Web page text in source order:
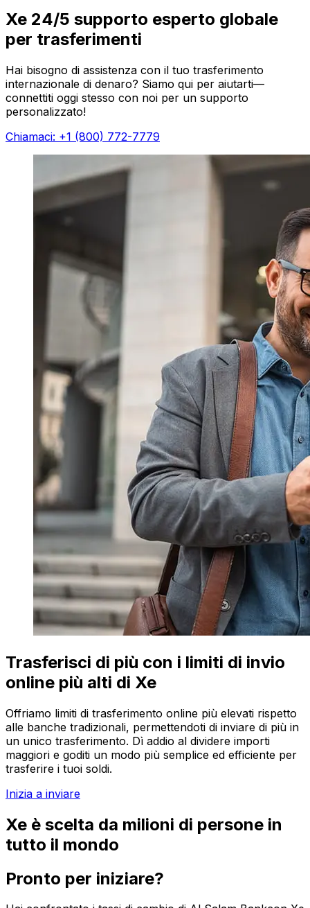
Xe 24/5 supporto esperto globale
per trasferimenti
Hai bisogno di assistenza con il tuo trasferimento
internazionale di denaro? Siamo qui per aiutarti—
connettiti oggi stesso con noi per un supporto
personalizzato!
Chiamaci: +1 (800) 772-7779
Trasferisci di più con i limiti di invio
online più alti di Xe
Offriamo limiti di trasferimento online più elevati rispetto
alle banche tradizionali, permettendoti di inviare di più in
un unico trasferimento. Dì addio al dividere importi
maggiori e goditi un modo più semplice ed efficiente per
trasferire i tuoi soldi.
Inizia a inviare
Xe è scelta da milioni di persone in
tutto il mondo
Pronto per iniziare?